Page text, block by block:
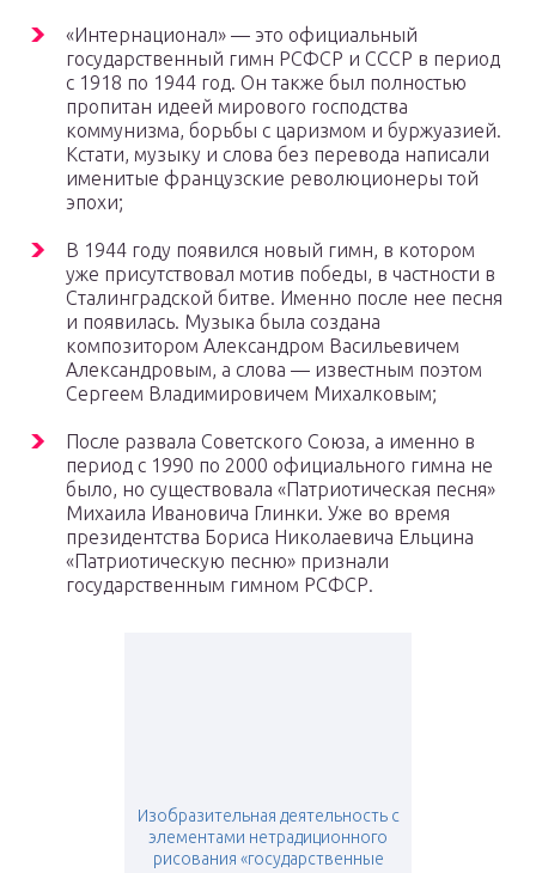
«Интернационал» — это официальный
государственный гимн РСФСР и СССР в период
с 1918 по 1944 год. Он также был полностью
пропитан идеей мирового господства
коммунизма, борьбы с царизмом и буржуазией.
Кстати, музыку и слова без перевода написали
именитые французские революционеры той
эпохи;
В 1944 году появился новый гимн, в котором
уже присутствовал мотив победы, в частности в
Сталинградской битве. Именно после нее песня
и появилась. Музыка была создана
композитором Александром Васильевичем
Александровым, а слова — известным поэтом
Сергеем Владимировичем Михалковым;
После развала Советского Союза, а именно в
период с 1990 по 2000 официального гимна не
было, но существовала «Патриотическая песня»
Михаила Ивановича Глинки. Уже во время
президентства Бориса Николаевича Ельцина
«Патриотическую песню» признали
государственным гимном РСФСР.
Изобразительная деятельность с
элементами нетрадиционного
рисования «государственные